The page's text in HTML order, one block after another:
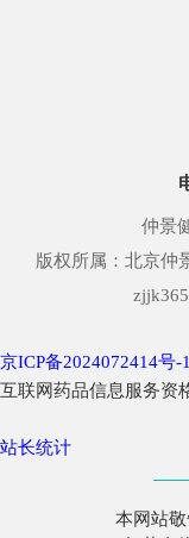
仲景
版权所属：北京
京ICP备2024072414号-1
互联网药品信息服务资
站长统计
本网站